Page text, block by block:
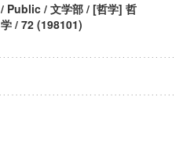
/ Public / 文学部 / [哲学] 哲
学 / 72 (198101)